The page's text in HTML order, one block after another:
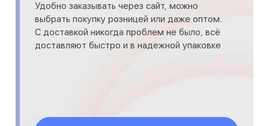
Удобно заказывать через сайт, можно
выбрать покупку розницей или даже оптом.
С доставкой никогда проблем не было, всё
доставляют быстро и в надежной упаковке